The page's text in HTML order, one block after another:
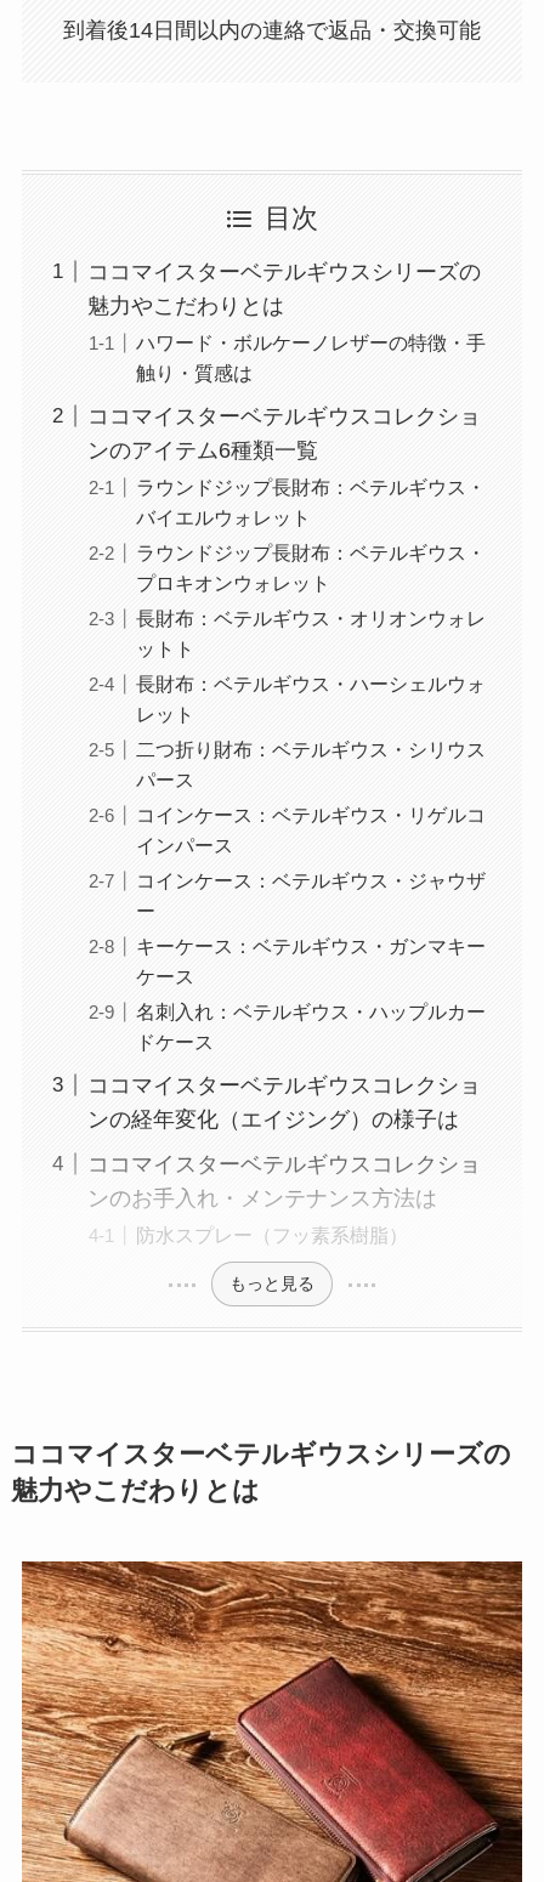
到着後14日間以内の連絡で返品・交換可能
目次
ココマイスターベテルギウスシリーズの
魅力やこだわりとは
ハワード・ボルケーノレザーの特徴・手
触り・質感は
ココマイスターベテルギウスコレクショ
ンのアイテム6種類一覧
ラウンドジップ長財布：ベテルギウス・
バイエルウォレット
ラウンドジップ長財布：ベテルギウス・
プロキオンウォレット
長財布：ベテルギウス・オリオンウォレ
ットト
長財布：ベテルギウス・ハーシェルウォ
レット
二つ折り財布：ベテルギウス・シリウス
パース
コインケース：ベテルギウス・リゲルコ
インパース
コインケース：ベテルギウス・ジャウザ
ー
キーケース：ベテルギウス・ガンマキー
ケース
名刺入れ：ベテルギウス・ハップルカー
ドケース
ココマイスターベテルギウスコレクショ
ンの経年変化（エイジング）の様子は
ココマイスターベテルギウスコレクショ
ンのお手入れ・メンテナンス方法は
防水スプレー（フッ素系樹脂）
もっと見る
ココマイスターベテルギウスシリーズの
魅力やこだわりとは